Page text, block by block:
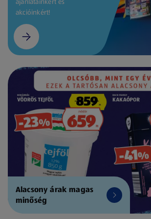
akcióinkért!
Alacsony árak magas
minőség